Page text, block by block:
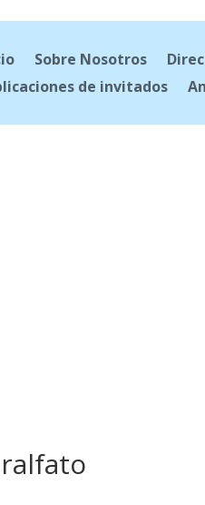
Sobre Nosotros
de invitados